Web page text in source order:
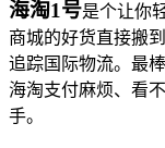
海淘1号是个让你
商城的好货直接搬
追踪国际物流。最
海淘支付麻烦、看
手。